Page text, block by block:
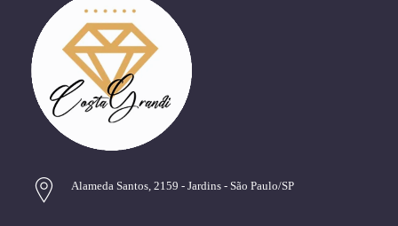
Alameda Santos, 2159 - Jardins - São Paulo/SP